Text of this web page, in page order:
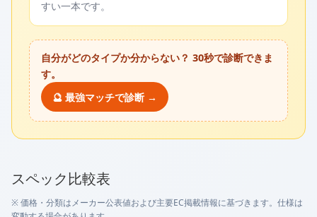
すい一本です。
自分がどのタイプか分からない？ 30秒で診断できま
す。
🔮 最強マッチで診断 →
スペック比較表
※ 価格・分類はメーカー公表値および主要EC掲載情報に基づきます。仕様は